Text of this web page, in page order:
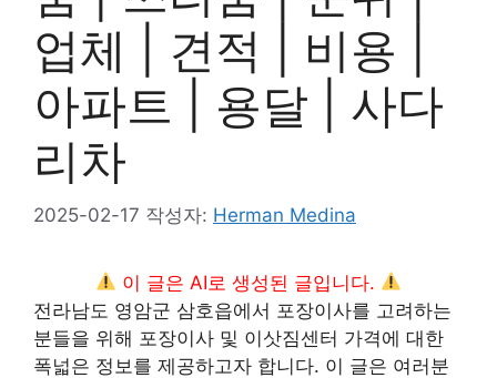
업체 | 견적 | 비용 |
아파트 | 용달 | 사다
리차
2025-02-17 작성자: Herman Medina
이 글은 AI로 생성된 글입니다.
전라남도 영암군 삼호읍에서 포장이사를 고려하는
분들을 위해 포장이사 및 이삿짐센터 가격에 대한
폭넓은 정보를 제공하고자 합니다. 이 글은 여러분